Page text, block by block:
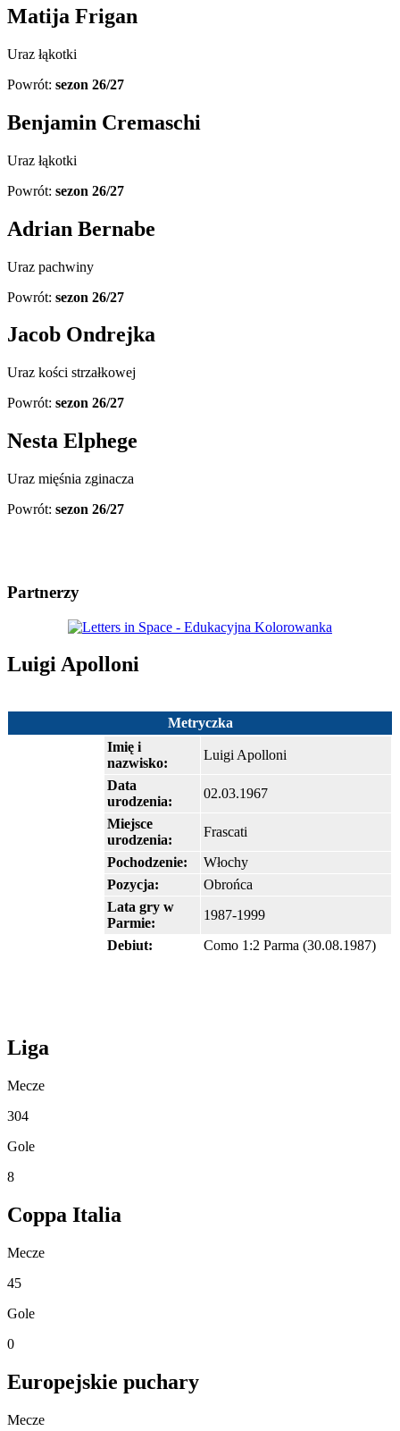
Matija Frigan
Uraz łąkotki
Powrót: sezon 26/27
Benjamin Cremaschi
Uraz łąkotki
Powrót: sezon 26/27
Adrian Bernabe
Uraz pachwiny
Powrót: sezon 26/27
Jacob Ondrejka
Uraz kości strzałkowej
Powrót: sezon 26/27
Nesta Elphege
Uraz mięśnia zginacza
Powrót: sezon 26/27
Partnerzy
Luigi Apolloni
Metryczka
Imię i
nazwisko:
Luigi Apolloni
Data
urodzenia:
02.03.1967
Miejsce
urodzenia:
Frascati
Pochodzenie:
Włochy
Pozycja:
Obrońca
Lata gry w
Parmie:
1987-1999
Debiut:
Como 1:2 Parma (30.08.1987)
Liga
Mecze
304
Gole
8
Coppa Italia
Mecze
45
Gole
0
Europejskie puchary
Mecze